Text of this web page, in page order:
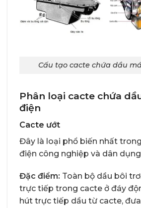
Cấu tạo cacte chứa dầu
Phân loại cacte chứa
điện
Cacte ướt
Đây là loại phổ biến nhất
điện công nghiệp và dân dụng
Đặc điểm: Toàn bộ dầu bôi
trực tiếp trong cacte ở đáy
hút trực tiếp dầu từ cacte,